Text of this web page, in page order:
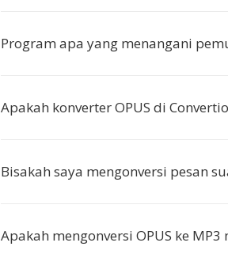
Program apa yang menangani
Apakah konverter OPUS di
Bisakah saya mengonversi pesan
Apakah mengonversi OPUS ke